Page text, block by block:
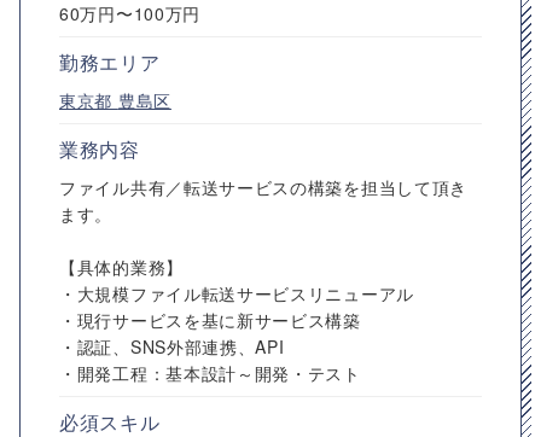
60万円〜100万円
勤務エリア
東京都 豊島区
業務内容
ファイル共有／転送サービスの構築を担当して頂き
ます。
【具体的業務】
・大規模ファイル転送サービスリニューアル
・現行サービスを基に新サービス構築
・認証、SNS外部連携、API
・開発工程：基本設計～開発・テスト
必須スキル